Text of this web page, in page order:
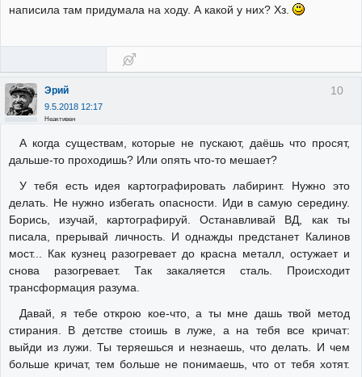
написила там придумала на ходу. А какой у них? Хз.
10
Эрий
9.5.2018 12:17
Неактивен
А когда существам, которые не пускают, даёшь что просят,
дальше-то проходишь? Или опять что-то мешает?
У тебя есть идея картографировать лабиринт. Нужно это
делать. Не нужно избегать опасности. Иди в самую середину.
Борись, изучай, картографируй. Останавливай ВД, как ты
писала, прерывай личность. И однажды предстанет Калинов
мост... Как кузнец разогревает до красна металл, остужает и
снова разогревает. Так закаляется сталь. Происходит
трансформация разума.
Давай, я тебе открою кое-что, а ты мне дашь твой метод
стирания. В детстве стоишь в луже, а на тебя все кричат:
выйди из лужи. Ты теряешься и незнаешь, что делать. И чем
больше кричат, тем больше не понимаешь, что от тебя хотят.